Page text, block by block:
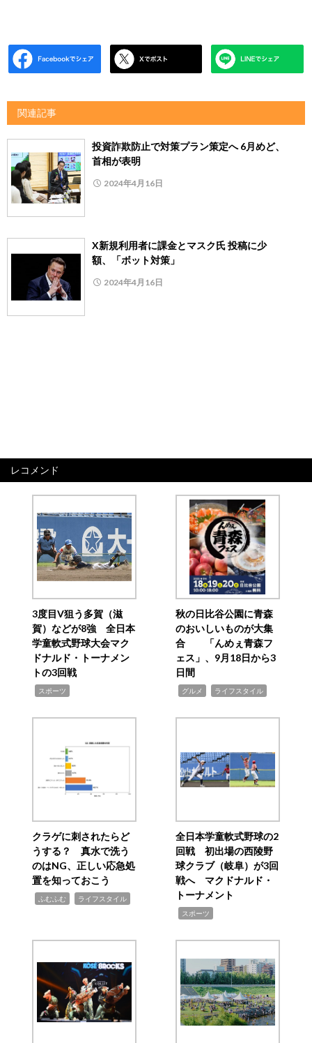
関連記事
投資詐欺防止で対策プラン策定へ 6月めど、
首相が表明
2024年4月16日
X新規利用者に課金とマスク氏 投稿に少
額、「ボット対策」
2024年4月16日
レコメンド
3度目V狙う多賀（滋
賀）などが8強 全日本
学童軟式野球大会マク
ドナルド・トーナメン
トの3回戦
スポーツ
秋の日比谷公園に青森
のおいしいものが大集
合 「んめぇ青森フ
ェス」、9月18日から3
日間
グルメ ライフスタイル
クラゲに刺されたらど
うする？ 真水で洗う
のはNG、正しい応急処
置を知っておこう
ふむふむ ライフスタイル
全日本学童軟式野球の2
回戦 初出場の西陵野
球クラブ（岐阜）が3回
戦へ マクドナルド・
トーナメント
スポーツ